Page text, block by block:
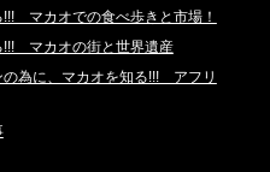
マカオでの食べ歩きと市場！
!!! マカオの街と世界遺産
の為に、マカオを知る!!! アフリ